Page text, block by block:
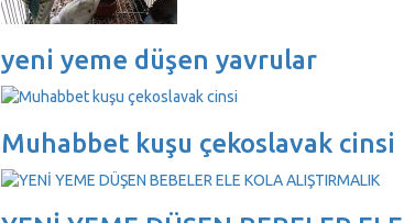
yeni yeme düşen yavrular
Muhabbet kuşu çekoslavak cinsi